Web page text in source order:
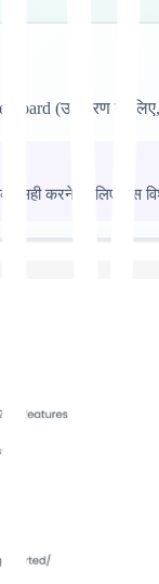
(उदाहरण के लिए,
करने के लिए उस